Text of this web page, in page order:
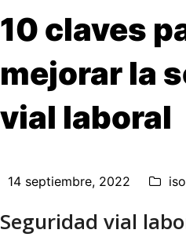
Buscar
10 claves
mejorar la
vial laboral
14 septiembre, 2022
Seguridad vial